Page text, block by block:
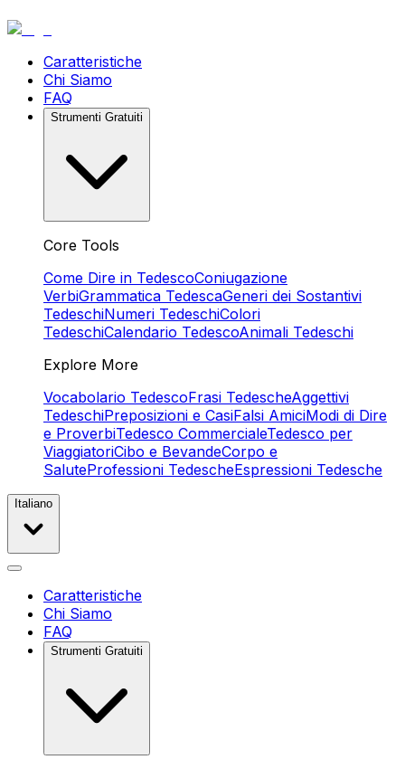
Caratteristiche
Chi Siamo
FAQ
Strumenti Gratuiti
Core Tools
Come Dire in TedescoConiugazione
VerbiGrammatica TedescaGeneri dei Sostantivi
TedeschiNumeri TedeschiColori
TedeschiCalendario TedescoAnimali Tedeschi
Explore More
Vocabolario TedescoFrasi TedescheAggettivi
TedeschiPreposizioni e CasiFalsi AmiciModi di Dire
e ProverbiTedesco CommercialeTedesco per
ViaggiatoriCibo e BevandeCorpo e
SaluteProfessioni TedescheEspressioni Tedesche
Italiano
Caratteristiche
Chi Siamo
FAQ
Strumenti Gratuiti